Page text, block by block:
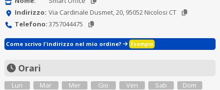
Indirizzo: Via Cardinale Dusmet, 20, 95052 Nicolosi CT
Telefono:3757044475
Come scrivo l'indirizzo nel mio ordine? Esempio
Orari
Lun
Mar
Mer
Gio
Ven
Sab Dom